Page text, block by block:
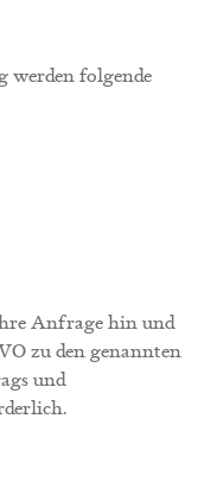
werden folgende
Anfrage hin und
zu den genannten
und